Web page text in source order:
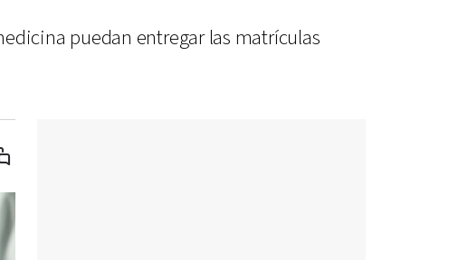
puedan entregar las matrículas